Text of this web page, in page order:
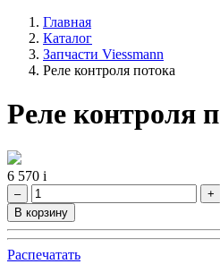
Главная
Каталог
Запчасти Viessmann
Реле контроля потока
Реле контроля
6 570 i
–
+
В корзину
Распечатать